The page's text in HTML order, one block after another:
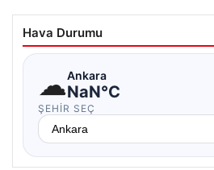
Hava Durumu
☁Ankara
NaN°C
ŞEHIR SEÇ